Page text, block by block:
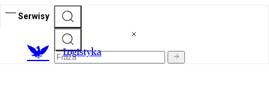
Serwisy
Logistyka